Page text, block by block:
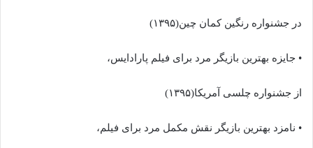
در جشنواره رنگین کمان چین(۱۳۹۵)
• جایزه بهترین بازیگر مرد برای فیلم پارادایس،
از جشنواره چلسی آمریکا(۱۳۹۵)
• نامزد بهترین بازیگر نقش مکمل مرد برای فیلم،